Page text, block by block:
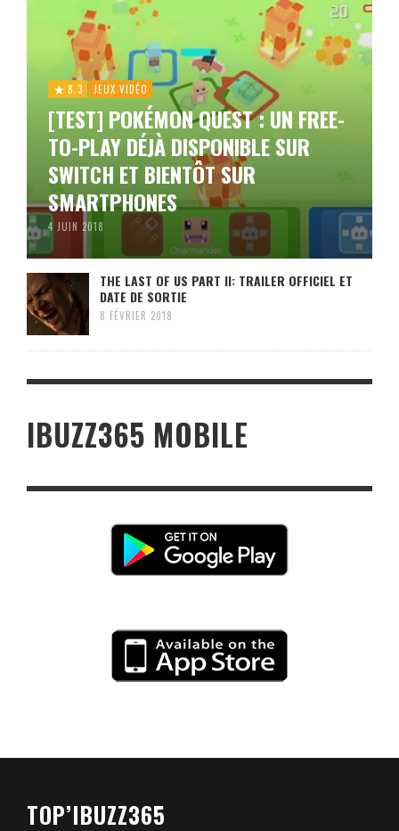
8.3 JEUX VIDÉO
[TEST] POKÉMON QUEST : UN FREE-
TO-PLAY DÉJÀ DISPONIBLE SUR
SWITCH ET BIENTÔT SUR
SMARTPHONES
4 JUIN 2018
THE LAST OF US PART II: TRAILER OFFICIEL ET
DATE DE SORTIE
8 FÉVRIER 2018
IBUZZ365 MOBILE
TOP’IBUZZ365